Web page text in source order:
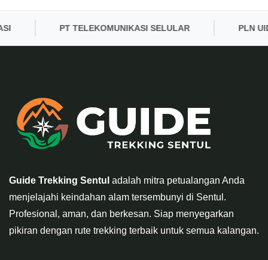
PT TELEKOMUNIKASI SELULAR PLN UID
Guide Trekking Sentul adalah mitra petualangan Anda
menjelajahi keindahan alam tersembunyi di Sentul.
Profesional, aman, dan berkesan. Siap menyegarkan
pikiran dengan rute trekking terbaik untuk semua kalangan.